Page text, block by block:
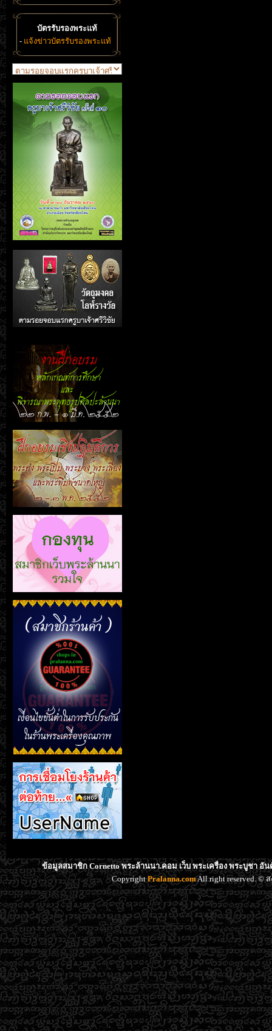
บัตรรับรองพระแท้
- แจ้งข่าวบัตรรับรองพระแท้
ข้อมูลสมาชิก Cornetto พระล้านนา.คอม เว็บ พระเครื่อง พระบูชา อั
CopyrightPralanna.comAll right reserved. ©